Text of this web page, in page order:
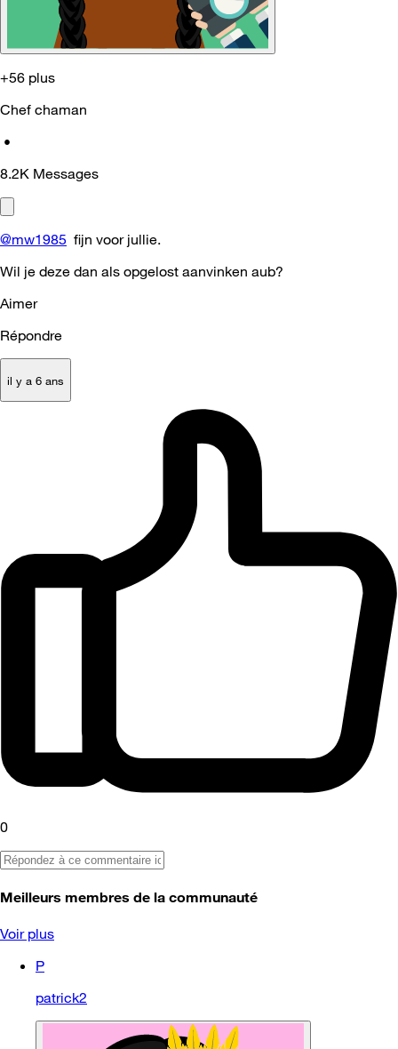
+56 plus
Chef chaman
•
8.2K Messages
@mw1985 fijn voor jullie.
Wil je deze dan als opgelost aanvinken aub?
Aimer
Répondre
il y a 6 ans
0
Meilleurs membres de la communauté
Voir plus
P
patrick2